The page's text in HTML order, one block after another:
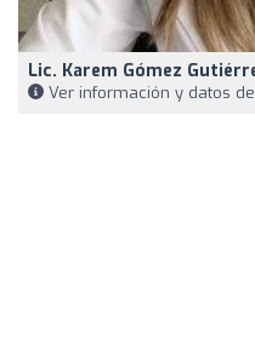
Lic. Karem Gómez
Ver información y datos